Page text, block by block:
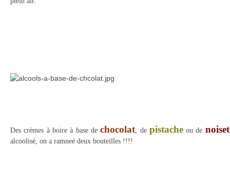
Des crèmes à boire à base dechocolat, de pistacheou de
alcoolisé, on a ramneé deux bouteilles !!!!